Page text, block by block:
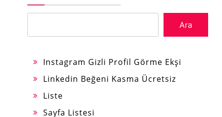
Ara
Instagram Gizli Profil Görme Ekşi
Linkedin Beğeni Kasma Ücretsiz
Liste
Sayfa Listesi